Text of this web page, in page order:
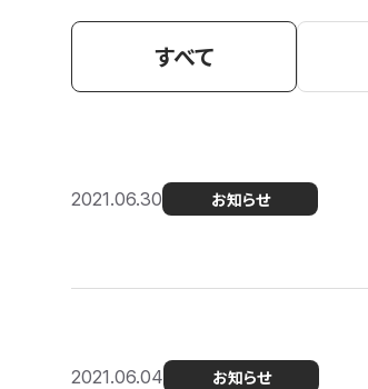
すべて
2021.06.30 お知らせ
2021.06.04 お知らせ